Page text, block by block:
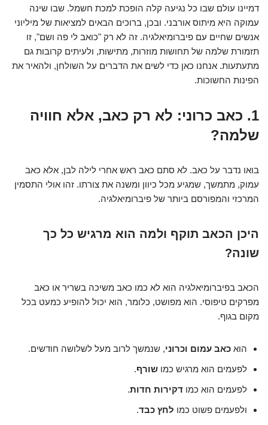
דמיינו עולם שבו כל נגיעה קלה הופכת למכת חשמל. שבו שינה
עמוקה היא מיתוס אורבני. ובכן, ברוכים הבאים למציאות של מיליוני
אנשים שחיים עם פיברומיאלגיה. זה לא רק "כואב לי פה ושם", זו
תזמורת שלמה של תחושות מוזרות, מתישות, ולעיתים קרובות גם
מתעתעות. אנחנו כאן כדי לשים את הדברים על השולחן, ולהאיר את
הפינות החשוכות.
1. כאב כרוני: לא רק כאב, אלא חוויה
שלמה?
בואו נדבר על כאב. לא סתם כאב ראש אחרי לילה לבן, אלא כאב
עמוק, מתמשך, שמגיע מכל כיוון ומשנה את צורתו. זהו אולי התסמין
המרכזי והמפורסם ביותר של פיברומיאלגיה.
היכן הכאב תוקף ולמה הוא מרגיש כל כך
שונה?
הכאב בפיברומיאלגיה הוא לא כמו כאב משיכה בשריר או כאב
מפרקים טיפוסי. הוא מפושט, כלומר, הוא יכול להופיע כמעט בכל
מקום בגוף.
הוא כאב עמום וכרוני, שנמשך לרוב מעל לשלושה חודשים.
לפעמים הוא מרגיש כמו שורף.
לפעמים הוא כמו דקירות חדות.
ולפעמים פשוט כמו לחץ כבד.